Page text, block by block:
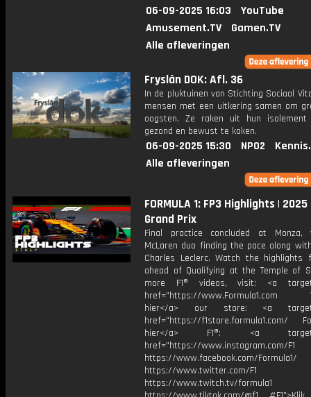
06-09-2025 16:03
YouTube
Amusement.TV
Gamen.TV
Alle afleveringen
Fryslân DOK: Afl. 36
In de pluktuinen van Stichting Sociaal
mensen met een uitkering samen om
oogsten. Ze raken uit hun
gezond en bewust te koken.
06-09-2025 15:30 NPO2
Alle afleveringen
FORMULA 1: FP3 Highlights |
Grand Prix
Final practice concluded at
McLaren duo finding the pace along
Charles Leclerc. Watch the highlights
ahead of Qualifying at the Temple of
more F1® videos, visit: <a
href="https://www.Formula1.com
hier</a> our store: <a
href="https://f1store.formula1.com/
hier</a> F1®: <a
href="https://www.instagram.com/F1
https://www.facebook.com/Formula1/
https://www.twitter.com/F1
https://www.twitch.tv/formula1